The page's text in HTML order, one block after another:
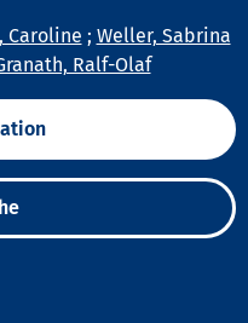
Caroline ; Weller, Sabrina
Ralf-Olaf